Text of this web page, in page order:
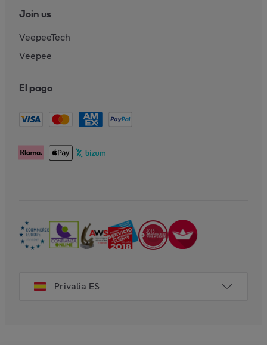
Join us
VeepeeTech
Veepee
El pago
Privalia ES